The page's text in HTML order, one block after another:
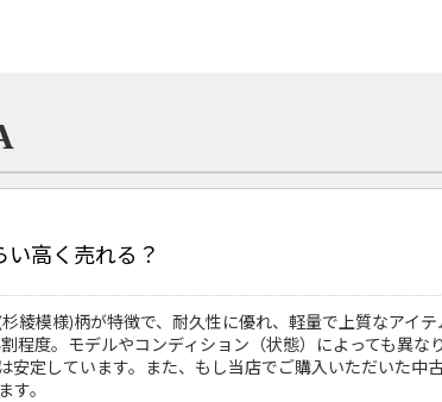
い高く売れる？
綾模様)柄が特徴で、耐久性に優れ、軽量で上質なアイ
程度。モデルやコンディション（状態）によっても異な
定しています。また、もし当店でご購入いただいた中
す。